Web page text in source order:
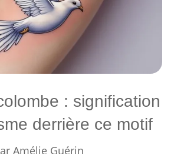
: signification
derrière ce motif
Amélie Guérin